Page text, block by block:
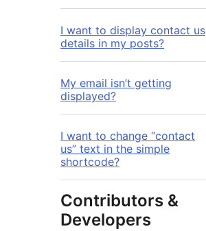
I want to display contact us
details in my posts?
My email isn’t getting
displayed?
I want to change “contact
us” text in the simple
shortcode?
Contributors &
Developers